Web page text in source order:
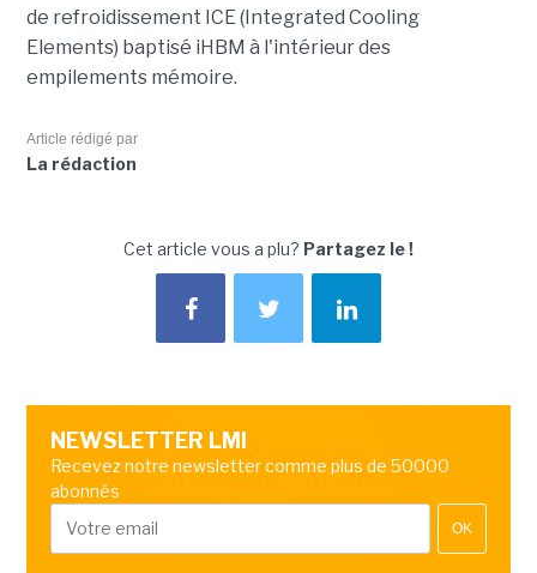
de refroidissement ICE (Integrated Cooling
Elements) baptisé iHBM à l'intérieur des
empilements mémoire.
Article rédigé par
La rédaction
Cet article vous a plu? Partagez le !
NEWSLETTER LMI
Recevez notre newsletter comme plus de 50000
abonnés
OK